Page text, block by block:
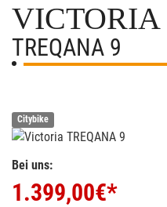
VICTORIA
TREQANA 9
Citybike
Bei uns:
1.399,00€*